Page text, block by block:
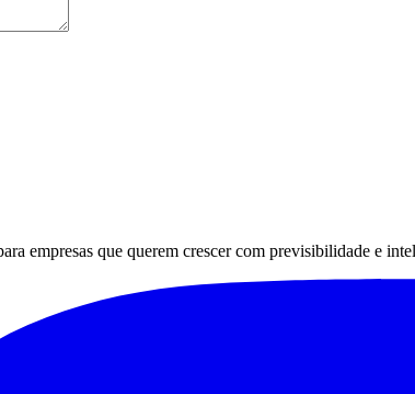
empresas que querem crescer com previsibilidade e